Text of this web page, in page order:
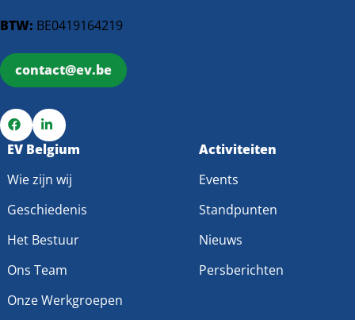
BTW: BE0419164219
contact@ev.be
Ga
Facebook
Ga
LinkedIn
EV Belgium
Wie zijn wij
Geschiedenis
Het Bestuur
Ons Team
Onze Werkgroepen
Activiteiten
Events
Standpunten
Nieuws
Persberichten